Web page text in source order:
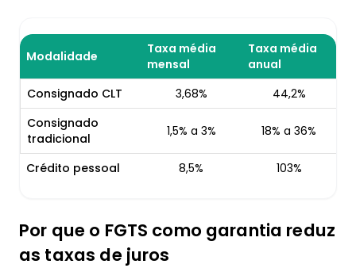
Modalidade
Taxa média
mensal
Taxa média
anual
Consignado CLT
3,68%
44,2%
Consignado
tradicional
1,5% a 3% 18% a 36%
Crédito pessoal 8,5% 103%
Por que o FGTS como garantia reduz
as taxas de juros